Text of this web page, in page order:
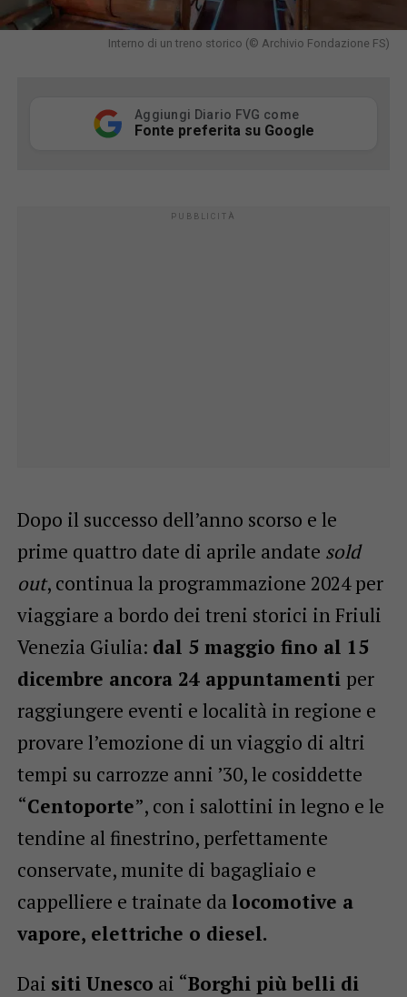
Interno di un treno storico (© Archivio Fondazione FS)
Aggiungi Diario FVG come
Fonte preferita su Google
Dopo il successo dell’anno scorso e le
prime quattro date di aprile andate sold
out, continua la programmazione 2024 per
viaggiare a bordo dei treni storici in Friuli
Venezia Giulia: dal 5 maggio fino al 15
dicembre ancora 24 appuntamenti per
raggiungere eventi e località in regione e
provare l’emozione di un viaggio di altri
tempi su carrozze anni ’30, le cosiddette
“Centoporte”, con i salottini in legno e le
tendine al finestrino, perfettamente
conservate, munite di bagagliaio e
cappelliere e trainate da locomotive a
vapore, elettriche o diesel.
Dai siti Unesco ai “Borghi più belli di